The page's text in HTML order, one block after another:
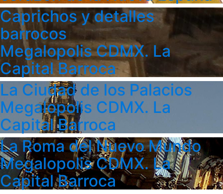
Caprichos y detalles
barrocos
Megalopolis CDMX. La
Capital Barroca
La Ciudad de los Palacios
Megalopolis CDMX. La
Capital Barroca
La Roma del Nuevo Mundo
Megalopolis CDMX. La
Capital Barroca